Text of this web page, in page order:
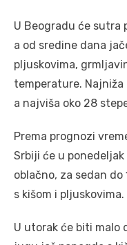
U Beogradu će sutra
a od sredine dana
pljuskovima,
temperature. Najniža
a najviša oko 28
Prema prognozi
Srbiji će u
oblačno, za sedan
s kišom i pljuskovima.
U utorak će biti malo